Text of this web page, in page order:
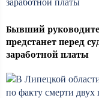
Бывший
предстанет перед
заработной платы